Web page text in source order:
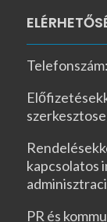
kapcsolatos
PR és